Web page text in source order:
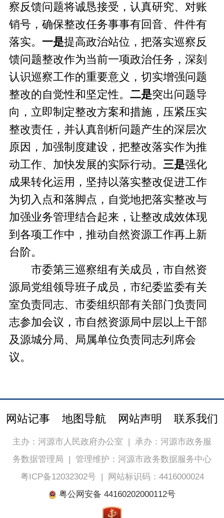
察反馈问题将诚恳接受，认真研究、对账
销号，确保整改任务事事有回音、件件有
落实。 一是提高政治站位，把落实巡察反
馈问题整改作为当前一项政治任务，深刻
认识巡察工作的重要意义，切实增强问题
整改的自觉性和坚定性。 二是突出问题导
向，立即制定整改方案和措施，压紧压实
整改责任，并认真剖析问题产生的深层次
原因，加强制度建设，把整改落实作为推
动工作、加快发展的实际行动。 三是强化
成果转化运用，坚持以落实整改促进工作
为切入点和落脚点，自觉地把落实整改与
加强业务管理结合起来，让整改成效体现
到各项工作中，推动自然资源工作再上新
台阶。
市委第三巡察组有关成员，市自然资
源局党组领导班子成员，市纪委监委有关
室负责同志、市委组织部有关部门负责同
志参加会议，市自然资源局中层以上干部
及源城分局、局属单位负责同志列席会
议。
网站记事 地图导航 网站声明 联系我们
主办：河源市人民政府办公室 | 承办：河源市政务服
务数据管理局 | 管理维护：河源市政务数据服务中心
粤ICP备12032302号|
网站标识码：4416000024
粤公网安备 44160202000112号